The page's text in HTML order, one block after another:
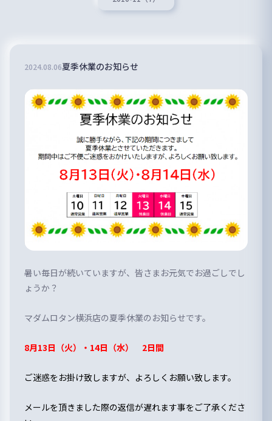
2024.08.06夏季休業のお知らせ
暑い毎日が続いていますが、皆さまお元気でお過ごしでし
ょうか？
マダムロタン横浜店の夏季休業のお知らせです。
8月13日（火）・14日（水） 2日間
ご迷惑をお掛け致しますが、よろしくお願い致します。
メールを頂きました際の返信が遅れます事をご了承くださ